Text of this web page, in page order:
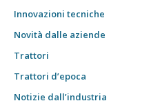
Innovazioni tecniche
Novità dalle aziende
Trattori
Trattori d’epoca
Notizie dall’industria